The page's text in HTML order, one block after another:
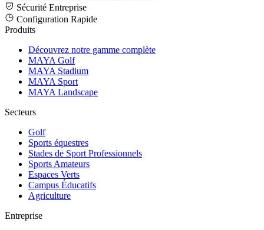
Sécurité Entreprise
Configuration Rapide
Produits
Découvrez notre gamme complète
MAYA Golf
MAYA Stadium
MAYA Sport
MAYA Landscape
Secteurs
Golf
Sports équestres
Stades de Sport Professionnels
Sports Amateurs
Espaces Verts
Campus Éducatifs
Agriculture
Entreprise